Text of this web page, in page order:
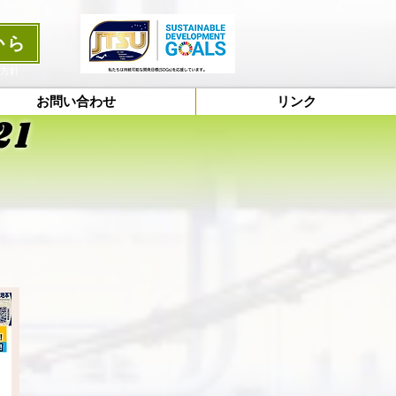
お問い合わせ リンク